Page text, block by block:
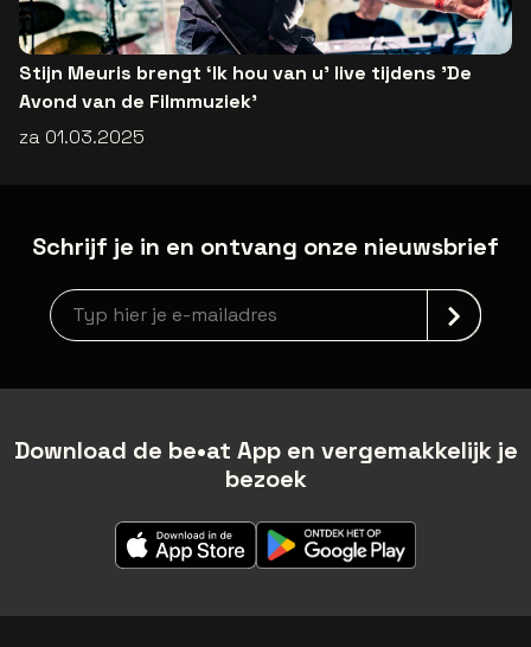
Stijn Meuris brengt ‘Ik hou van u’ live tijdens 'De
Avond van de Filmmuziek'
za 01.03.2025
Schrijf je in en ontvang onze nieuwsbrief
Nieuwsbrief aanmelding
Download de be•at App en vergemakkelijk je
bezoek